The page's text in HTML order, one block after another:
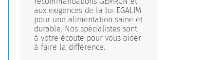
aux exigences de la loi EGALIM
pour une alimentation saine et
durable. Nos spécialistes sont
à votre écoute pour vous aider
à faire la différence.